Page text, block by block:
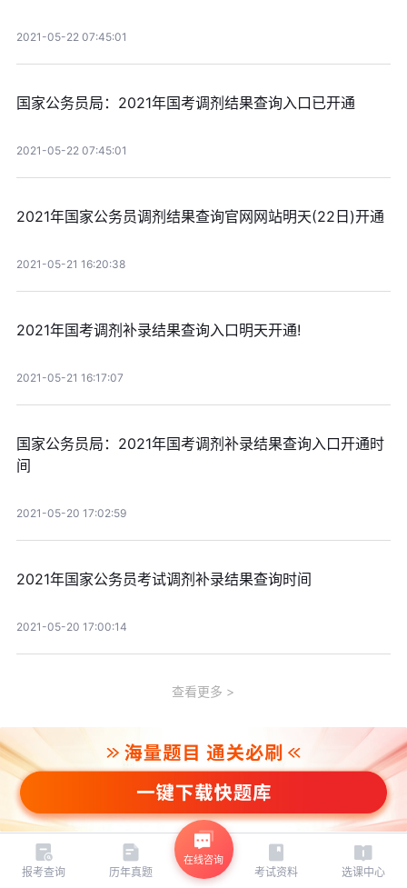
2021-05-22 07:45:01
国家公务员局：2021年国考调剂结果查询入口已开通
2021-05-22 07:45:01
2021年国家公务员调剂结果查询官网网站明天(22日)开通
2021-05-21 16:20:38
2021年国考调剂补录结果查询入口明天开通!
2021-05-21 16:17:07
国家公务员局：2021年国考调剂补录结果查询入口开通时
间
2021-05-20 17:02:59
2021年国家公务员考试调剂补录结果查询时间
2021-05-20 17:00:14
查看更多
资料下载 历年真题 精选课程 老师直播
报考查询 历年真题
在线咨询
考试资料 选课中心